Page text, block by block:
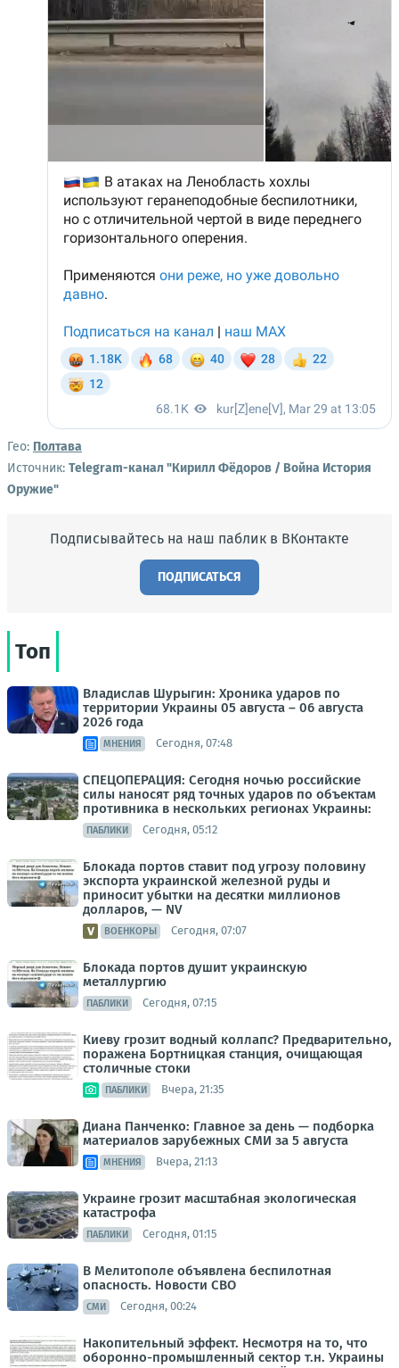
Гео: Полтава
Источник: Telegram-канал "Кирилл Фёдоров / Война История
Оружие"
Подписывайтесь на наш паблик в ВКонтакте
ПОДПИСАТЬСЯ
Топ
Владислав Шурыгин: Хроника ударов по
территории Украины 05 августа – 06 августа
2026 года
МНЕНИЯ Сегодня, 07:48
СПЕЦОПЕРАЦИЯ: Сегодня ночью российские
силы наносят ряд точных ударов по объектам
противника в нескольких регионах Украины:
ПАБЛИКИ Сегодня, 05:12
Блокада портов ставит под угрозу половину
экспорта украинской железной руды и
приносит убытки на десятки миллионов
долларов, — NV
ВОЕНКОРЫ Сегодня, 07:07
Блокада портов душит украинскую
металлургию
ПАБЛИКИ Сегодня, 07:15
Киеву грозит водный коллапс? Предварительно,
поражена Бортницкая станция, очищающая
столичные стоки
ПАБЛИКИ Вчера, 21:35
Диана Панченко: Главное за день — подборка
материалов зарубежных СМИ за 5 августа
МНЕНИЯ Вчера, 21:13
Украине грозит масштабная экологическая
катастрофа
ПАБЛИКИ Сегодня, 01:15
В Мелитополе объявлена беспилотная
опасность. Новости СВО
СМИ Сегодня, 00:24
Накопительный эффект. Несмотря на то, что
оборонно-промышленный сектор т.н. Украины